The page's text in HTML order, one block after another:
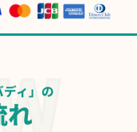
ィ」の
れ